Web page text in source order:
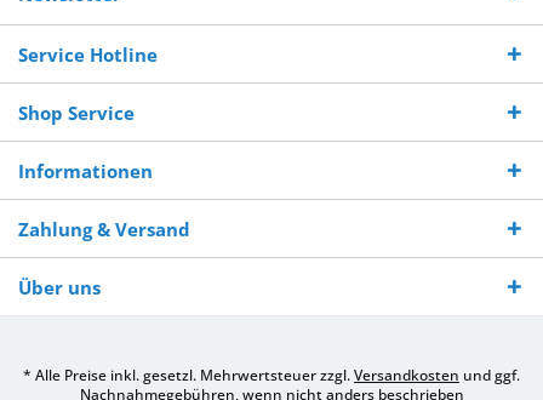
Service Hotline
Shop Service
Informationen
Zahlung & Versand
Über uns
* Alle Preise inkl. gesetzl. Mehrwertsteuer zzgl.Versandkosten und ggf.
Nachnahmegebühren, wenn nicht anders beschrieben